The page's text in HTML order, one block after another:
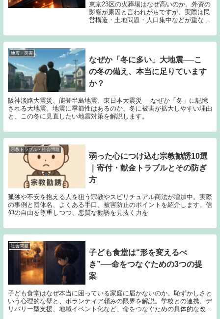
東京23区の火葬場はなぜ高いのか。外資の
影響が原因と言われがちですが、実際は民
営構造・土地問題・人口集中などが重なっ
を現場目線で解説します。
地震・災害
なぜか「冬に多い」大地震──こ
の冬の備え、本当に足りています
か？
阪神淡路大震災、能登半島地震、東日本大震災──なぜか「冬」に記憶
される大地震。地震に季節性はあるのか、冬に被害が拡大しやすい理由
と、この冬に見直したい地震対策を解説します。
宗教トラブル・社会問題
弱った心につけ込む宗教勧誘10選
｜寄付・献金トラブルとその防ぎ
方
孤独や不安を抱える人を狙う宗教やスピリチュアル商法が増加中。実際
の事例と団体名、よくある手口、被害防止のポイントを紹介します。信
仰の自由を尊重しつつ、悪質な勧誘を見抜く力を
社会問題
子ども食堂は“形を変えるべ
き”──命をつなぐための3つの提
案
子ども食堂はなぜ本当に困っている家庭に届かないのか。恥ずかしさと
いう心理的な壁と、ボランティア頼みの限界を解説。学校との連携、デ
リバリー型支援、地域イベント化など、命をつなぐための具体的な改善